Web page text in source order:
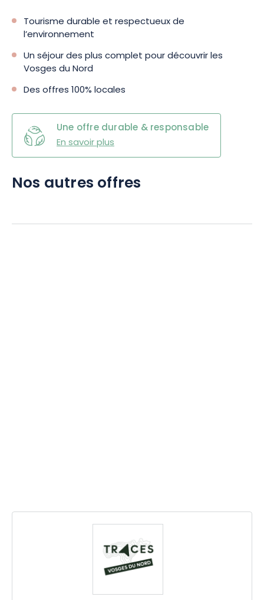
Tourisme durable et respectueux de
l’environnement
Un séjour des plus complet pour découvrir les
Vosges du Nord
Des offres 100% locales
Une offre durable & responsable
En savoir plus
Nos autres offres